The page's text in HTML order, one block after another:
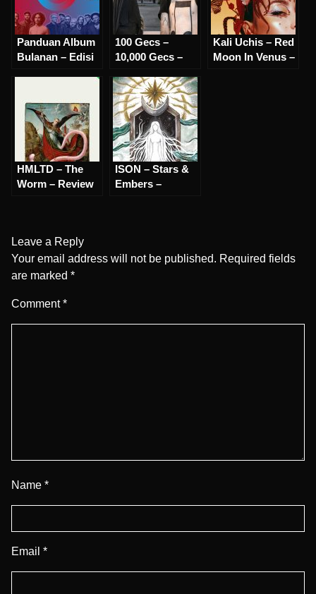
Panduan Album
Bulanan – Edisi
100 Gecs –
10,000 Gecs –
Kali Uchis – Red
Moon In Venus –
HMLTD – The
Worm – Review
ISON – Stars &
Embers –
Leave a Reply
Your email address will not be published. Required fields
are marked *
Comment*
Name *
Email *